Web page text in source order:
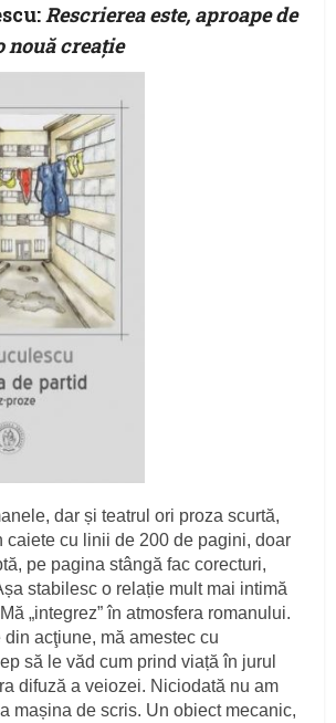
:Rescrierea este, aproape de
nouă creație
dar și teatrul ori proza scurtă,
caiete cu linii de 200 de pagini, doar
pe pagina stângă fac corecturi,
stabilesc o relație mult mai intimă
„integrez” în atmosfera romanului.
din acţiune, mă amestec cu
să le văd cum prind viață în jurul
difuză a veiozei. Niciodată nu am
mașina de scris. Un obiect mecanic,